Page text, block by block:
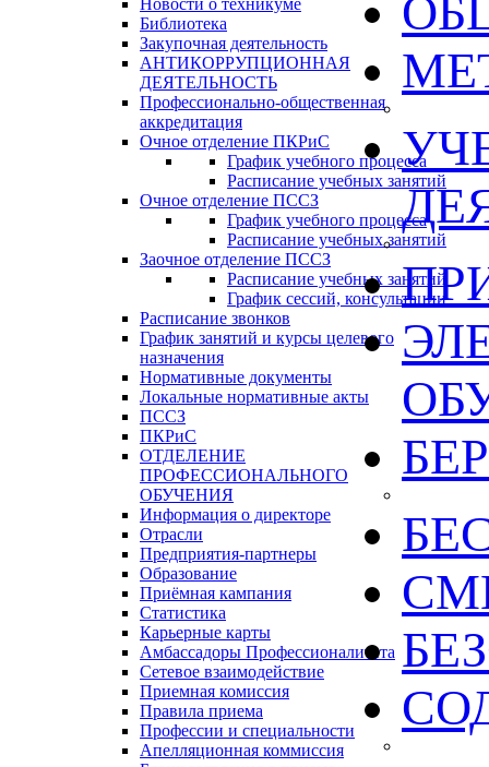
Новости о техникуме
Библиотека
Закупочная деятельность
АНТИКОРРУПЦИОННАЯ
ДЕЯТЕЛЬНОСТЬ
Профессионально-общественная
аккредитация
Очное отделение ПКРиС
График учебного процесса
Расписание учебных занятий
Очное отделение ПССЗ
График учебного процесса
Расписание учебных занятий
Заочное отделение ПССЗ
Расписание учебных занятий
График сессий, консультации
Расписание звонков
График занятий и курсы целевого
назначения
Нормативные документы
Локальные нормативные акты
ПССЗ
ПКРиС
ОТДЕЛЕНИЕ
ПРОФЕССИОНАЛЬНОГО
ОБУЧЕНИЯ
Информация о директоре
Отрасли
Предприятия-партнеры
Образование
Приёмная кампания
Статистика
Карьерные карты
Амбассадоры Профессионалитета
Сетевое взаимодействие
Приемная комиссия
Правила приема
Профессии и специальности
Апелляционная коммиссия